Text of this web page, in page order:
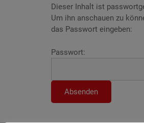
Dieser Inhalt ist
Um ihn anschauen zu
das Passwort eingeben:
Passwort: